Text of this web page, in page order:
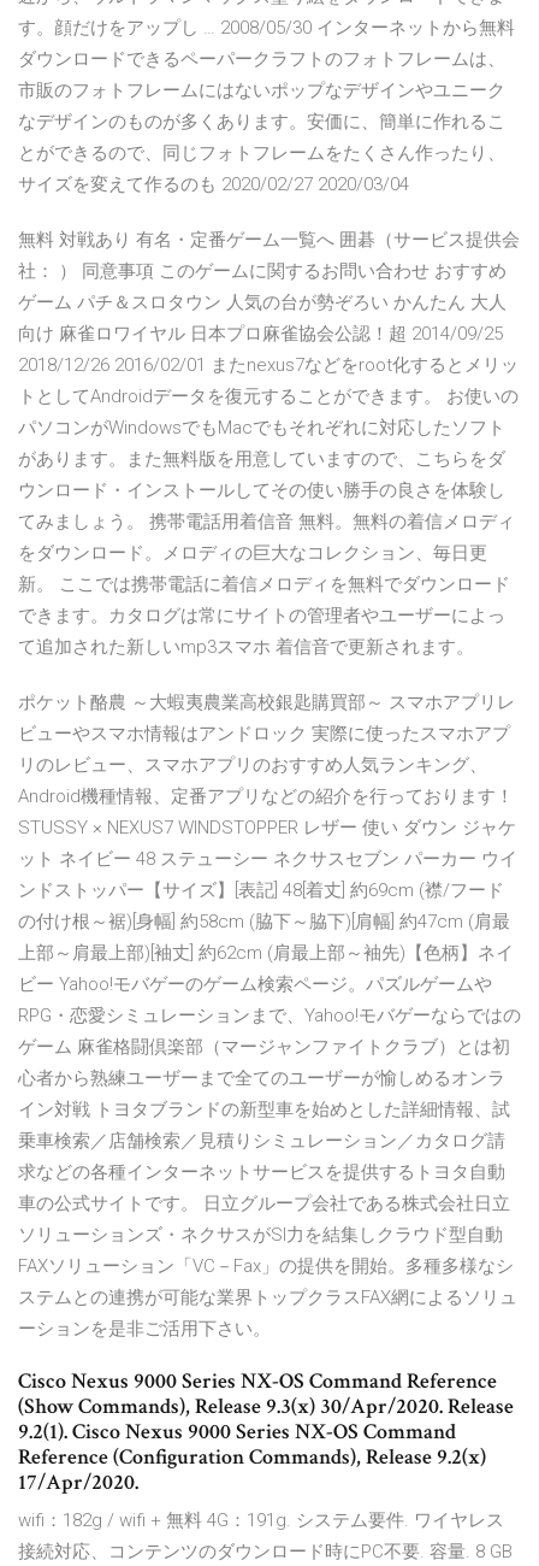
す。顔だけをアップし … 2008/05/30 インターネットから無料
ダウンロードできるペーパークラフトのフォトフレームは、
市販のフォトフレームにはないポップなデザインやユニーク
なデザインのものが多くあります。安価に、簡単に作れるこ
とができるので、同じフォトフレームをたくさん作ったり、
サイズを変えて作るのも 2020/02/27 2020/03/04
無料 対戦あり 有名・定番ゲーム一覧へ 囲碁（サービス提供会
社： ） 同意事項 このゲームに関するお問い合わせ おすすめ
ゲーム パチ＆スロタウン 人気の台が勢ぞろい かんたん 大人
向け 麻雀ロワイヤル 日本プロ麻雀協会公認！超 2014/09/25
2018/12/26 2016/02/01 またnexus7などをroot化するとメリッ
トとしてAndroidデータを復元することができます。 お使いの
パソコンがWindowsでもMacでもそれぞれに対応したソフト
があります。また無料版を用意していますので、こちらをダ
ウンロード・インストールしてその使い勝手の良さを体験し
てみましょう。 携帯電話用着信音 無料。無料の着信メロディ
をダウンロード。メロディの巨大なコレクション、毎日更
新。 ここでは携帯電話に着信メロディを無料でダウンロード
できます。カタログは常にサイトの管理者やユーザーによっ
て追加された新しいmp3スマホ 着信音で更新されます。
ポケット酪農 ～大蝦夷農業高校銀匙購買部～ スマホアプリレ
ビューやスマホ情報はアンドロック 実際に使ったスマホアプ
リのレビュー、スマホアプリのおすすめ人気ランキング、
Android機種情報、定番アプリなどの紹介を行っております！
STUSSY × NEXUS7 WINDSTOPPER レザー 使い ダウン ジャケ
ット ネイビー 48 ステューシー ネクサスセブン パーカー ウイ
ンドストッパー【サイズ】[表記] 48[着丈] 約69cm (襟/フード
の付け根～裾)[身幅] 約58cm (脇下～脇下)[肩幅] 約47cm (肩最
上部～肩最上部)[袖丈] 約62cm (肩最上部～袖先)【色柄】ネイ
ビー Yahoo!モバゲーのゲーム検索ページ。パズルゲームや
RPG・恋愛シミュレーションまで、Yahoo!モバゲーならではの
ゲーム 麻雀格闘倶楽部（マージャンファイトクラブ）とは初
心者から熟練ユーザーまで全てのユーザーが愉しめるオンラ
イン対戦 トヨタブランドの新型車を始めとした詳細情報、試
乗車検索／店舗検索／見積りシミュレーション／カタログ請
求などの各種インターネットサービスを提供するトヨタ自動
車の公式サイトです。 日立グループ会社である株式会社日立
ソリューションズ・ネクサスがSI力を結集しクラウド型自動
FAXソリューション「VC－Fax」の提供を開始。多種多様なシ
ステムとの連携が可能な業界トップクラスFAX網によるソリュ
ーションを是非ご活用下さい。
Cisco Nexus 9000 Series NX-OS Command Reference
(Show Commands), Release 9.3(x) 30/Apr/2020. Release
9.2(1). Cisco Nexus 9000 Series NX-OS Command
Reference (Configuration Commands), Release 9.2(x)
17/Apr/2020.
wifi：182g / wifi + 無料 4G：191g. システム要件. ワイヤレス
接続対応、コンテンツのダウンロード時にPC不要. 容量. 8 GB